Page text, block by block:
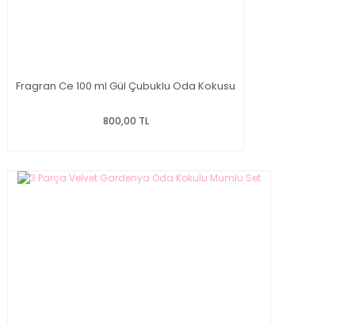
Fragran Ce 100 ml Gül Çubuklu Oda Kokusu
800,00 TL